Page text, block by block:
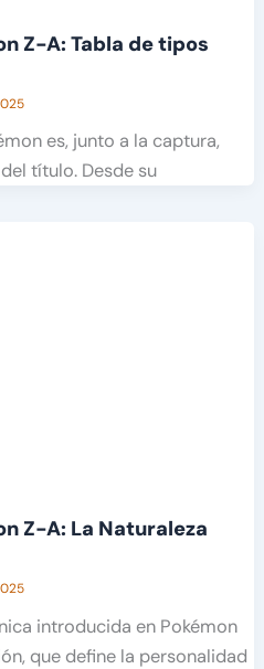
Z-A: Tabla de tipos
es, junto a la captura,
título. Desde su
Z-A: La Naturaleza
introducida en Pokémon
que define la personalidad